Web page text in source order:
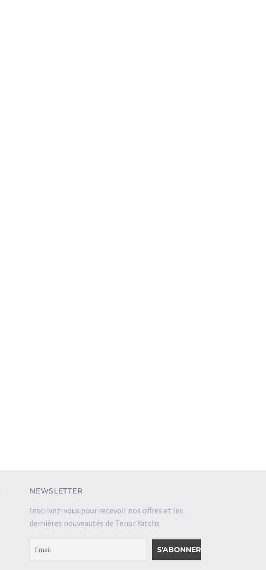
NEWSLETTER
Inscrivez-vous pour recevoir nos offres et les
dernières nouveautés de Tenor Yatchs